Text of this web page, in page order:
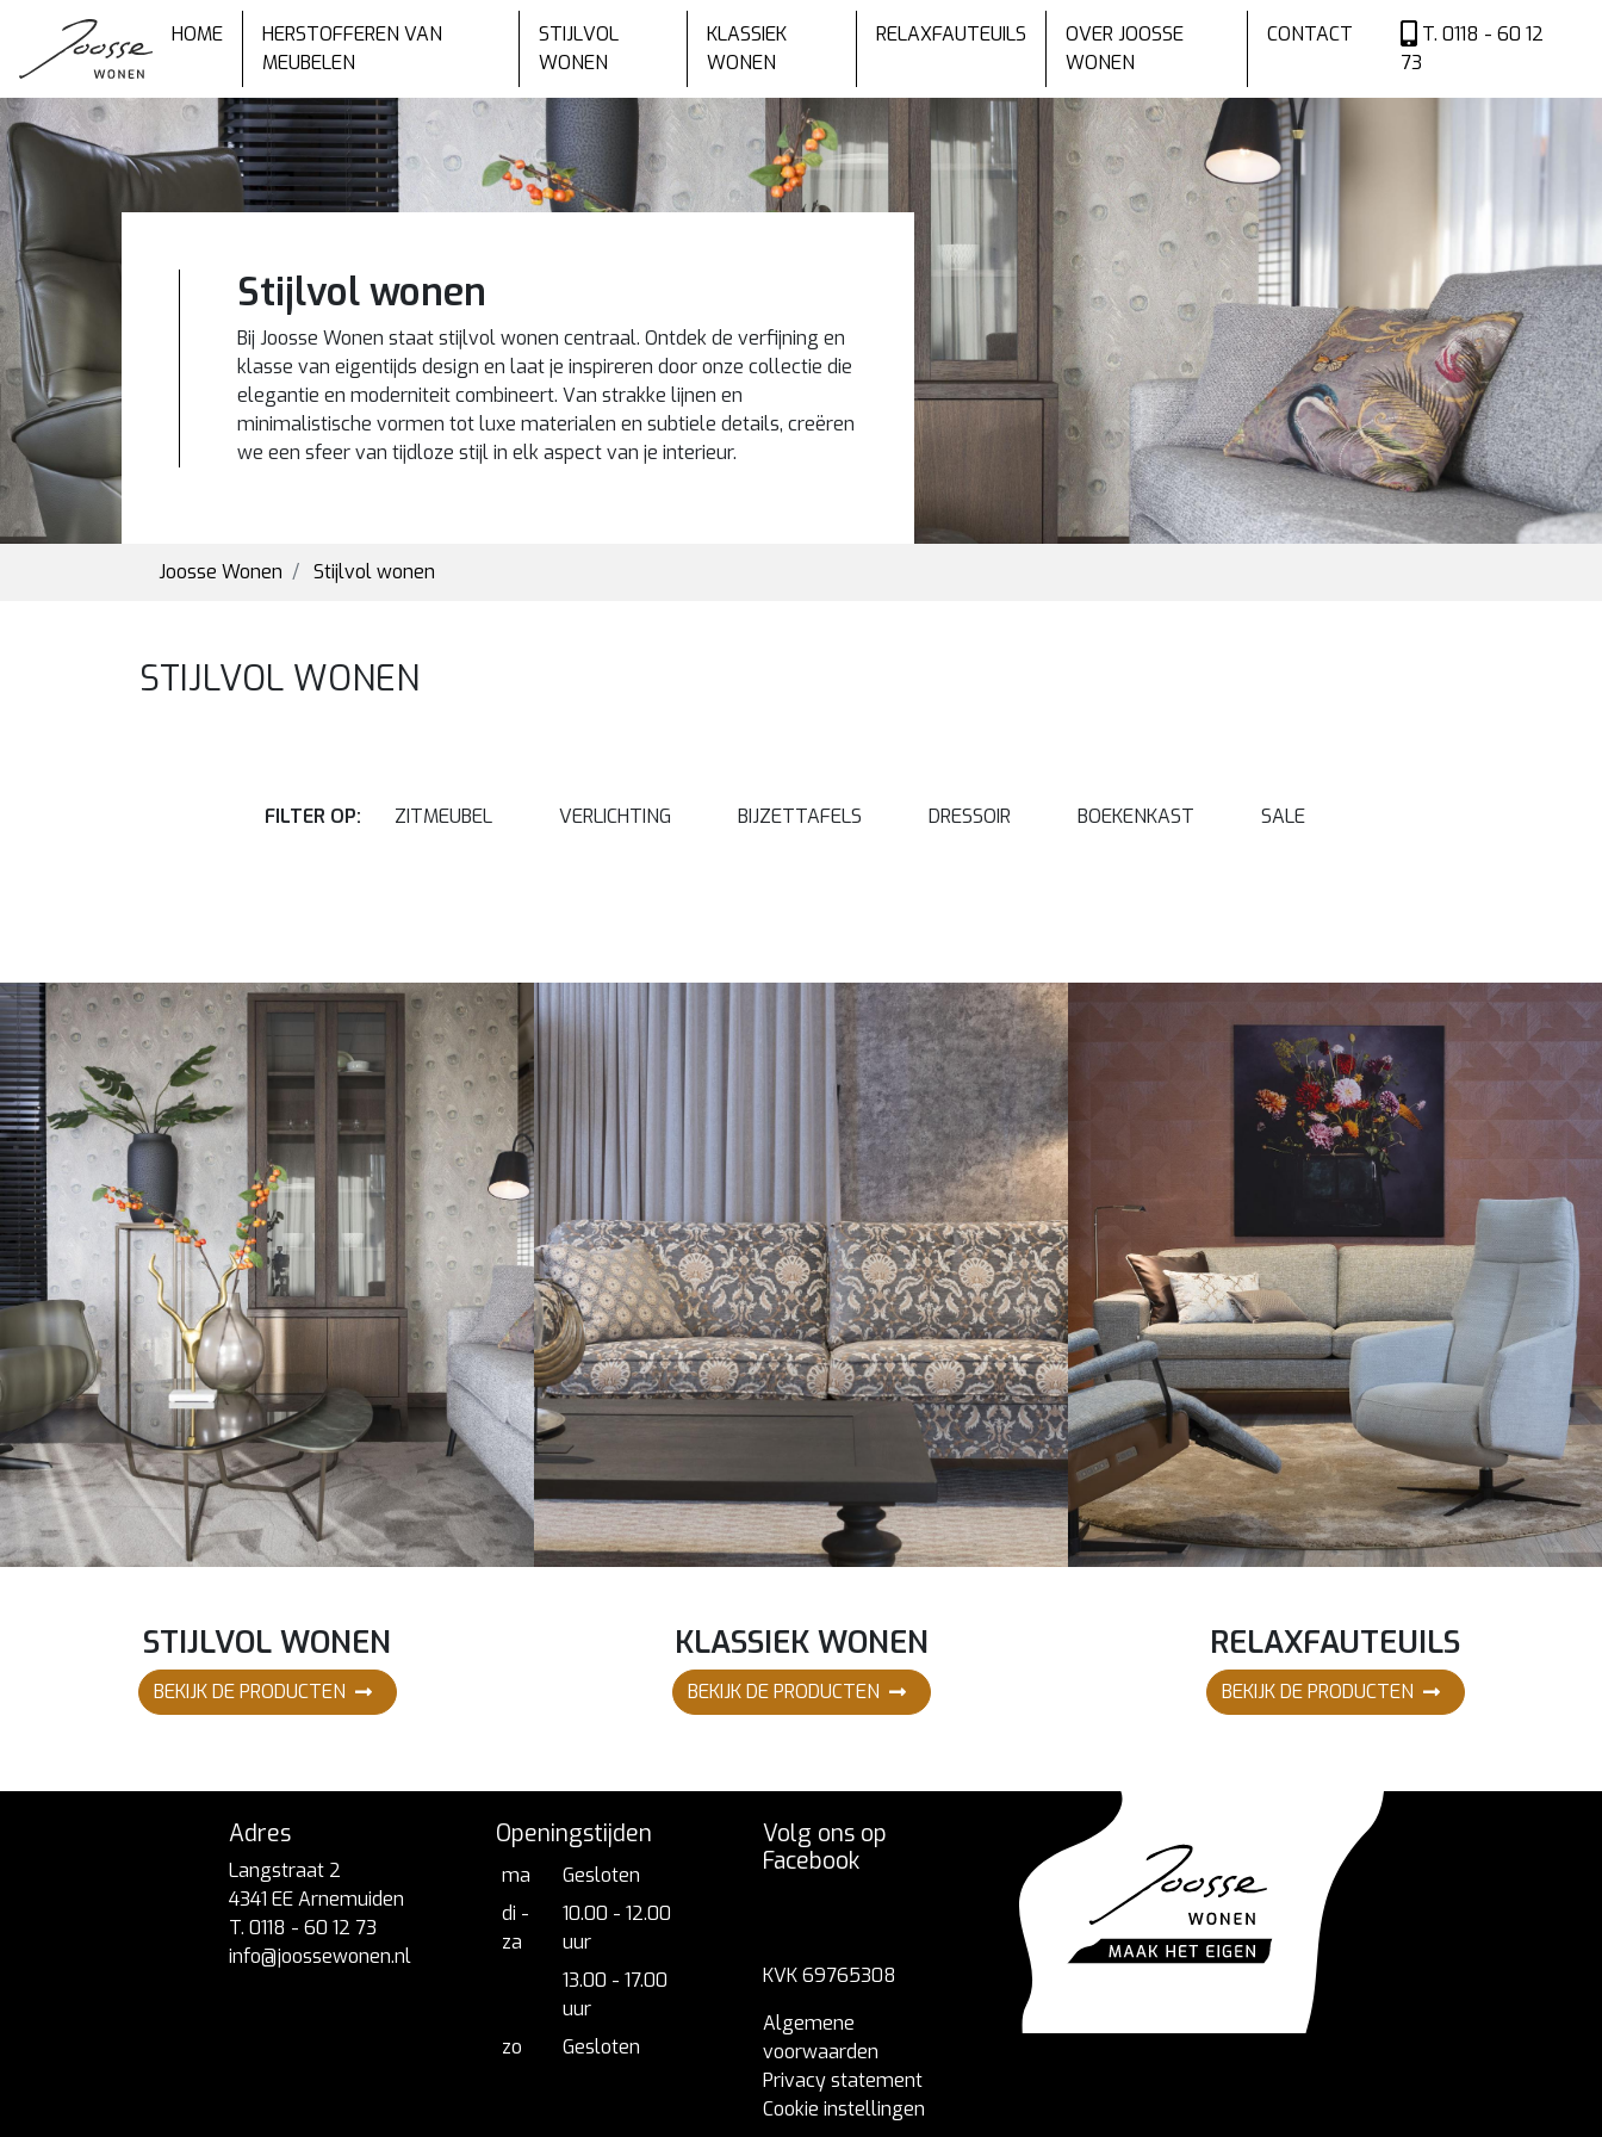
T. 0118 - 60 12
73
HOME
HERSTOFFEREN VAN
MEUBELEN
STIJLVOL
WONEN
KLASSIEK
WONEN
RELAXFAUTEUILS
OVER JOOSSE
WONEN
CONTACT
Stijlvol wonen
Bij Joosse Wonen staat stijlvol wonen centraal. Ontdek de verfijning en
klasse van eigentijds design en laat je inspireren door onze collectie die
elegantie en moderniteit combineert. Van strakke lijnen en
minimalistische vormen tot luxe materialen en subtiele details, creëren
we een sfeer van tijdloze stijl in elk aspect van je interieur.
Joosse Wonen Stijlvol wonen
STIJLVOL WONEN
FILTER OP: ZITMEUBEL VERLICHTING BIJZETTAFELS DRESSOIR BOEKENKAST SALE
STIJLVOL WONEN
BEKIJK DE PRODUCTEN
KLASSIEK WONEN
BEKIJK DE PRODUCTEN
RELAXFAUTEUILS
BEKIJK DE PRODUCTEN
Adres
Langstraat 2
4341 EE Arnemuiden
T. 0118 - 60 12 73
info@joossewonen.nl
Openingstijden
ma
Gesloten
di -
za
10.00 - 12.00
uur
13.00 - 17.00
uur
zo
Gesloten
Volg ons op
Facebook
KVK 69765308
Algemene
voorwaarden
Privacy statement
Cookie instellingen